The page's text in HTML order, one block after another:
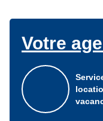
Votre